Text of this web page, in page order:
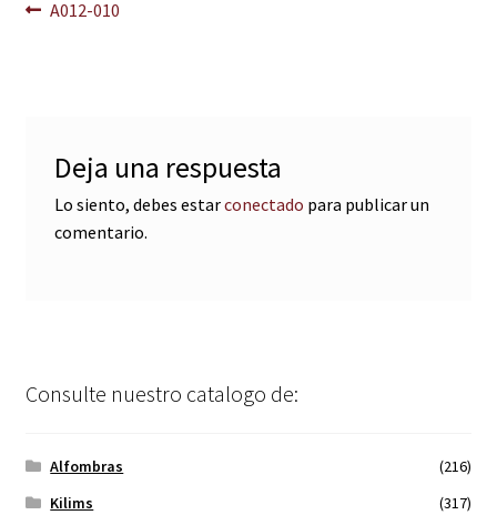
Navegación
Anterior:
A012-010
Deja una respuesta
Lo siento, debes estarconectado para publicar un
comentario.
Consulte nuestro catalogo de:
Alfombras
(216)
Kilims
(317)